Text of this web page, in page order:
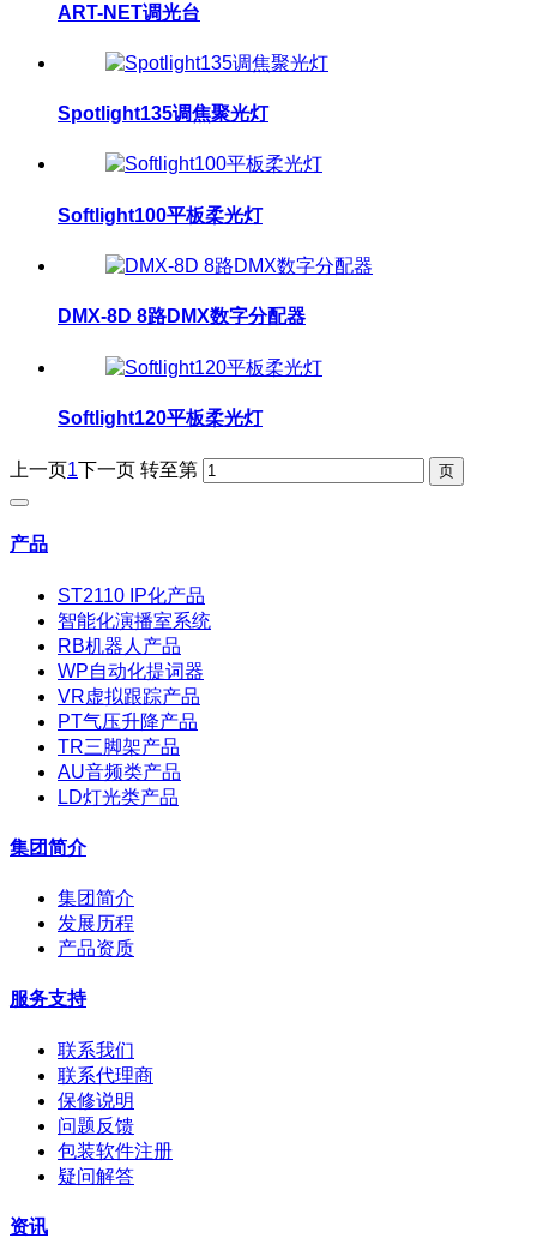
ART-NET调光台
Spotlight135调焦聚光灯
Softlight100平板柔光灯
DMX-8D 8路DMX数字分配器
Softlight120平板柔光灯
上一页1下一页 转至第
产品
ST2110 IP化产品
智能化演播室系统
RB机器人产品
WP自动化提词器
VR虚拟跟踪产品
PT气压升降产品
TR三脚架产品
AU音频类产品
LD灯光类产品
集团简介
集团简介
发展历程
产品资质
服务支持
联系我们
联系代理商
保修说明
问题反馈
包装软件注册
疑问解答
资讯